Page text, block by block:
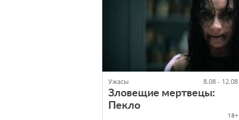
Ужасы 8.08 - 12.08
Зловещие мертвецы:
Пекло
18+